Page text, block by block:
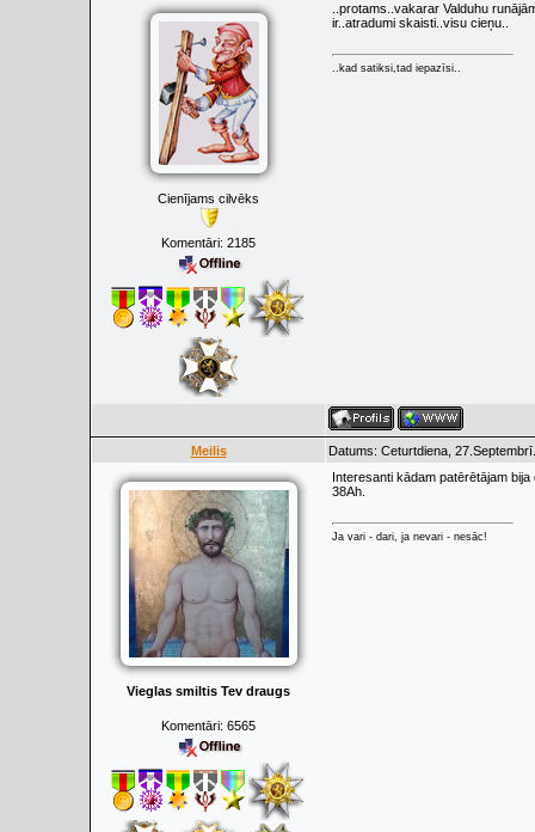
Cienījams cilvēks
Komentāri: 2185
..protams..vakarar Valduhu
ir..atradumi skaisti..visu cieņu..
..kad satiksi,tad iepazīsi..
Meilis Datums: Ceturtdiena,
Vieglas smiltis Tev draugs
Komentāri: 6565
Interesanti kādam patērētājam
38Ah.
Ja vari - dari, ja nevari - nesāc!